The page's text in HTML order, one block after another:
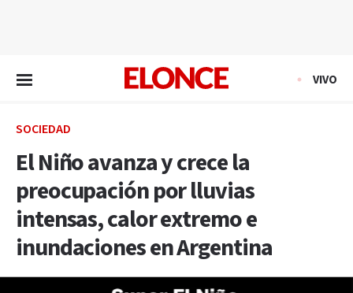
VIVO
SOCIEDAD
El Niño avanza y crece la
preocupación por lluvias
intensas, calor extremo e
inundaciones en Argentina